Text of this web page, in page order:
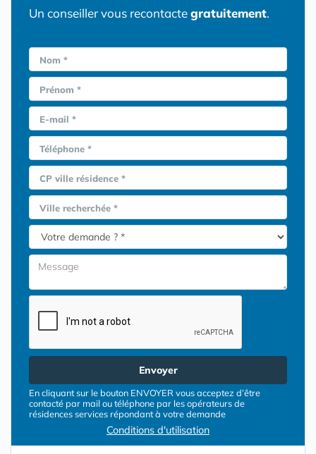
Un conseiller vous recontactegratuitement.
Nom *
Prénom *
E-mail *
Téléphone *
CP ville résidence *
Ville recherchée *
Envoyer
En cliquant sur le bouton ENVOYER vous acceptez d’être
contacté par mail ou téléphone par les opérateurs de
résidences services répondant à votre demande
Conditions d'utilisation